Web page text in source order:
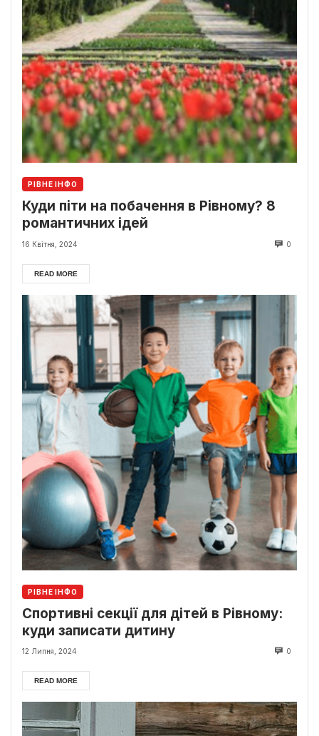
РІВНЕ ІНФО
Куди піти на побачення в Рівному? 8
романтичних ідей
16 Квітня, 2024 0
READ MORE
РІВНЕ ІНФО
Спортивні секції для дітей в Рівному:
куди записати дитину
12 Липня, 2024 0
READ MORE